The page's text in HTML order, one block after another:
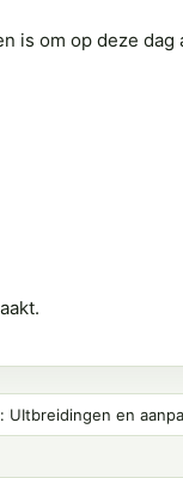
is om op deze dag
UItbreidingen en